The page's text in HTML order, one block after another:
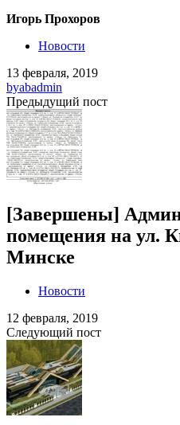
Игорь Прохоров
Новости
13 февраля, 2019
byabadmin
Предыдущий пост
[Завершены]
помещения на ул.
Минске
Новости
12 февраля, 2019
Следующий пост